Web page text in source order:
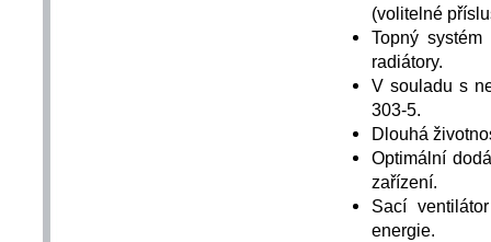
(volitelné
Topný
radiátory.
V souladu s
303-5.
Dlouhá
Optimální
zařízení.
Sací
energie.